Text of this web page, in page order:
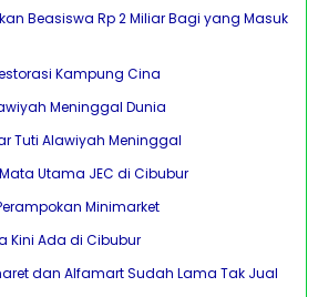
Beasiswa Rp 2 Miliar Bagi yang Masuk
Kampung Cina
Meninggal Dunia
Tuti Alawiyah Meninggal
Utama JEC di Cibubur
Minimarket
Kini Ada di Cibubur
dan Alfamart Sudah Lama Tak Jual